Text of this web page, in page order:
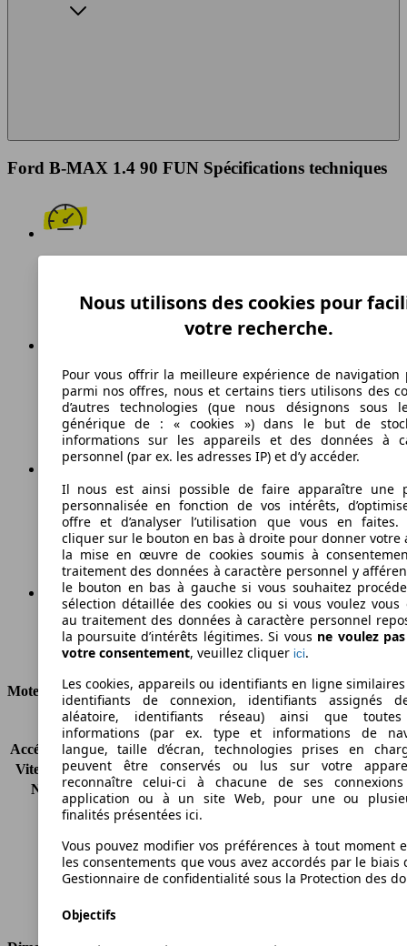
Ford B-MAX 1.4 90 FUN Spécifications techniques
Vitesse maximale
Essence
Carburant
139 g/km
Émissions de CO2 (combinées)*
Ø 6.0 l/100km
Consommation
Moteur et Puissance
KW (CH)
66 kW (90 PS)
Accélération (0-100 km/h) 13.8s
Vitesse maximale (km/h) 171 km/h
Nombre de vitesses
5
Couple
128 nm
Carburant
Essence
Cylindres
4
Type de traction
Nous utilisons des cookies pour
votre recherche.
Pour vous offrir la meilleure expérience de navigation
parmi nos offres, nous et certains tiers utilisons des
d’autres technologies (que nous désignons sous
générique de : « cookies ») dans le but de
informations sur les appareils et des données à
personnel (par ex. les adresses IP) et d’y accéder.
Il nous est ainsi possible de faire apparaître une
personnalisée en fonction de vos intérêts,
offre et d’analyser l’utilisation que vous en faites.
cliquer sur le bouton en bas à droite pour donner votre
la mise en œuvre de cookies soumis à
traitement des données à caractère personnel y
le bouton en bas à gauche si vous souhaitez
sélection détaillée des cookies ou si vous voulez vous
au traitement des données à caractère personnel
la poursuite d’intérêts légitimes. Si vous ne voulez
votre consentement, veuillez cliquer ici.
Les cookies, appareils ou identifiants en ligne
identifiants de connexion, identifiants assignés
aléatoire, identifiants réseau) ainsi que
informations (par ex. type et informations de
langue, taille d’écran, technologies prises en
peuvent être conservés ou lus sur votre
reconnaître celui-ci à chacune de ses
application ou à un site Web, pour une ou
finalités présentées ici.
Vous pouvez modifier vos préférences à tout moment
les consentements que vous avez accordés par le biais
Gestionnaire de confidentialité sous la Protection des
Objectifs